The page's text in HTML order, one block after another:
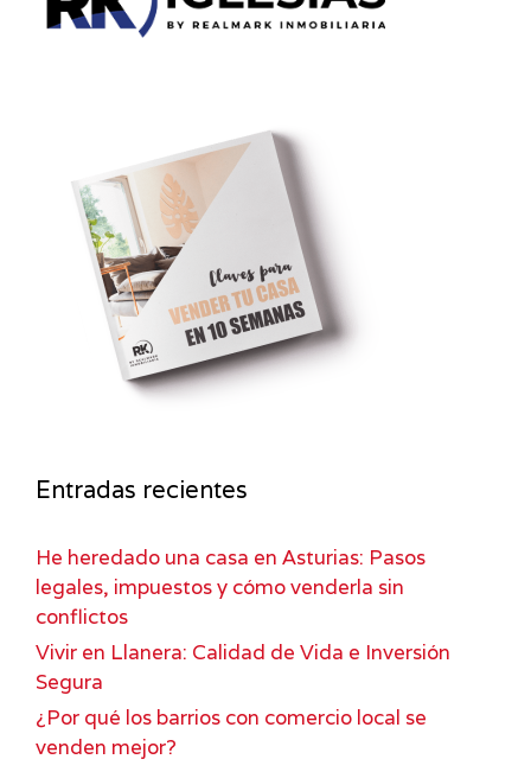
Entradas recientes
He heredado una casa en Asturias: Pasos
legales, impuestos y cómo venderla sin
conflictos
Vivir en Llanera: Calidad de Vida e Inversión
Segura
¿Por qué los barrios con comercio local se
venden mejor?